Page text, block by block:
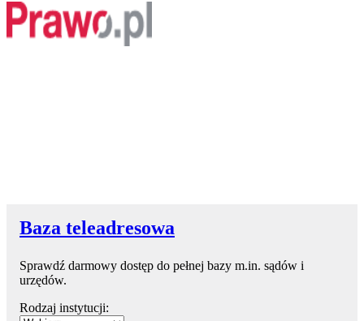
Baza teleadresowa
Sprawdź darmowy dostęp do pełnej bazy m.in. sądów i
urzędów.
Rodzaj instytucji: